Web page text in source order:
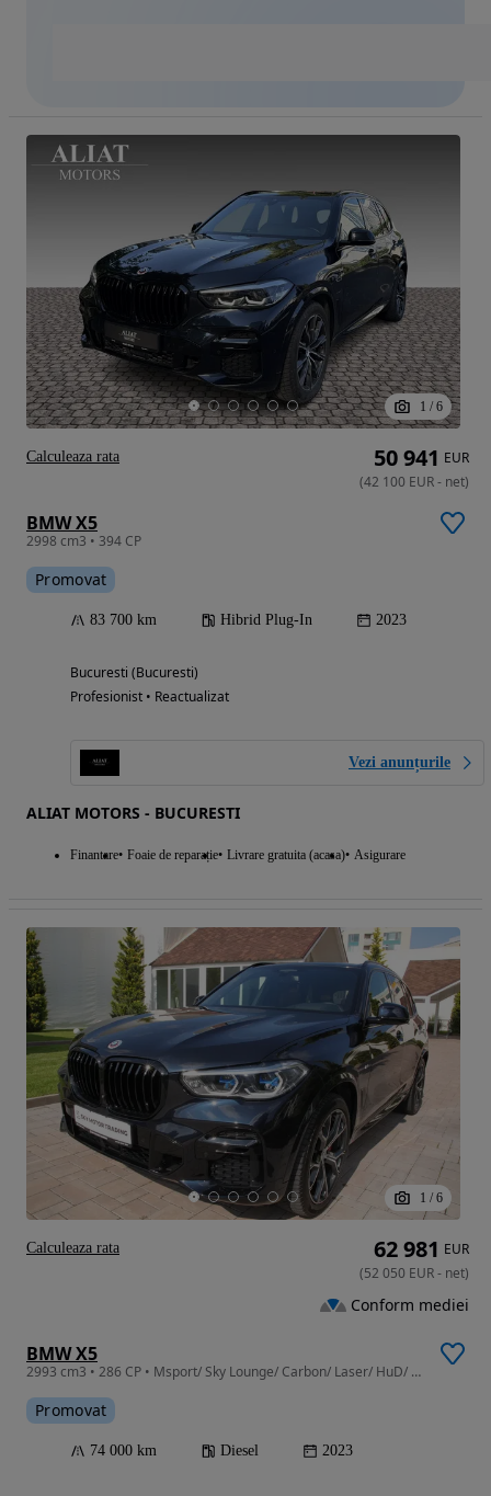
1 / 6
BMW X5
2998 cm3 • 394 CP
Promovat
83 700 km Hibrid Plug-In 2023
Bucuresti (Bucuresti)
Profesionist • Reactualizat
Vezi anunțurile
ALIAT MOTORS - BUCURESTI
Finantare Foaie de reparație Livrare gratuita (acasa) Asigurare
50 941 EUR
(42 100 EUR- net)
Calculeaza rata
1 / 6
BMW X5
2993 cm3 • 286 CP • Msport/ Sky Lounge/ Carbon/ Laser/ HuD/ HK/ Clima 4x/ BSI+BRI/ TVA Ded
Promovat
74 000 km Diesel 2023
62 981 EUR
(52 050 EUR- net)
Conform mediei
Calculeaza rata